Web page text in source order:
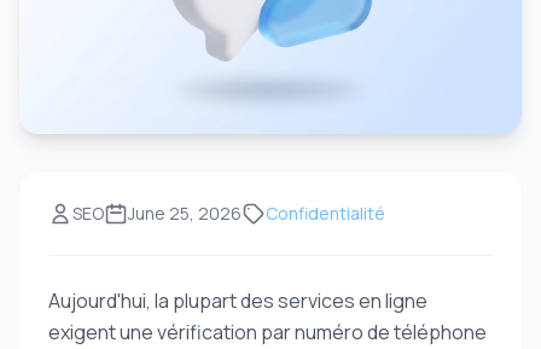
SEO June 25, 2026 Confidentialité
Aujourd'hui, la plupart des services en ligne
exigent une vérification par numéro de téléphone